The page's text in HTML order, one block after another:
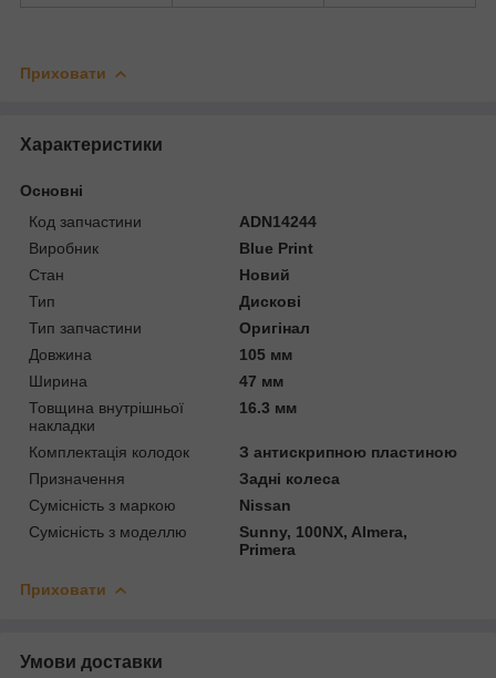
Приховати
Характеристики
Основні
Код запчастини
ADN14244
Виробник
Blue Print
Стан
Новий
Тип
Дискові
Тип запчастини
Оригінал
Довжина
105 мм
Ширина
47 мм
Товщина внутрішньої
накладки
16.3 мм
Комплектація колодок
З антискрипною пластиною
Призначення
Задні колеса
Сумісність з маркою
Nissan
Сумісність з моделлю
Sunny, 100NX, Almera,
Primera
Приховати
Умови доставки